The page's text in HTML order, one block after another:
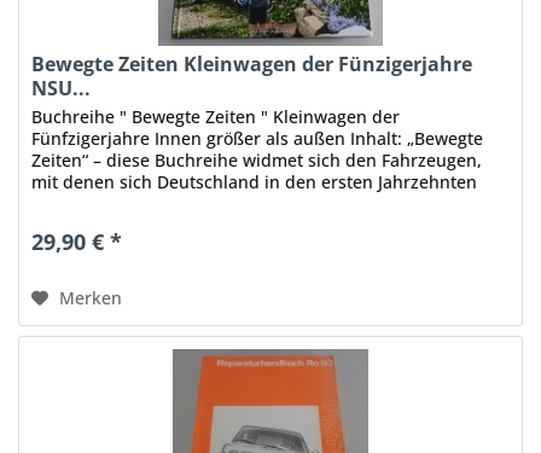
Bewegte Zeiten Kleinwagen der Fünzigerjahre
NSU...
Buchreihe " Bewegte Zeiten " Kleinwagen der
Fünfzigerjahre Innen größer als außen Inhalt: „Bewegte
Zeiten“ – diese Buchreihe widmet sich den Fahrzeugen,
mit denen sich Deutschland in den ersten Jahrzehnten
29,90 € *
Merken